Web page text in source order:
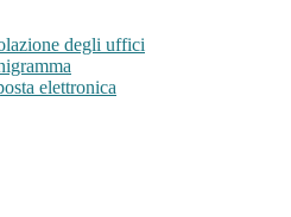
degli uffici
elettronica